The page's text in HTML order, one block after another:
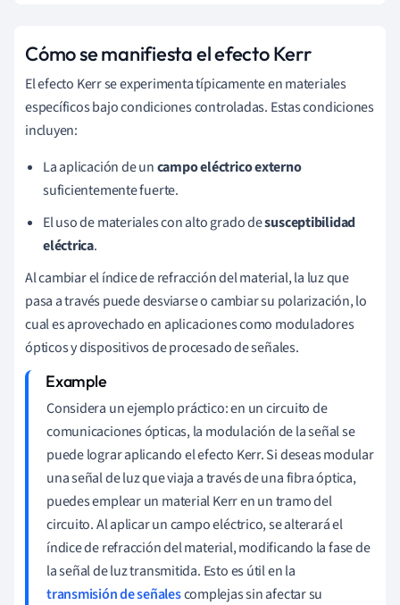
Cómo se manifiesta el efecto Kerr
El efecto Kerr se experimenta típicamente en materiales
específicos bajo condiciones controladas. Estas condiciones
incluyen:
La aplicación de uncampo eléctrico externo
suficientemente fuerte.
El uso de materiales con alto grado desusceptibilidad
eléctrica.
Al cambiar el índice de refracción del material, la luz que
pasa a través puede desviarse o cambiar su polarización, lo
cual es aprovechado en aplicaciones como moduladores
ópticos y dispositivos de procesado de señales.
Considera un ejemplo práctico: en un circuito de
comunicaciones ópticas, la modulación de la señal se
puede lograr aplicando el efecto Kerr. Si deseas modular
una señal de luz que viaja a través de una fibra óptica,
puedes emplear un material Kerr en un tramo del
circuito. Al aplicar un campo eléctrico, se alterará el
índice de refracción del material, modificando la fase de
la señal de luz transmitida. Esto es útil en la
transmisión de señalescomplejas sin afectar su